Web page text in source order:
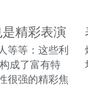
精彩表演
等等：这些利
成了富有特
很强的精彩焦